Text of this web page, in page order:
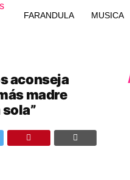
FARANDULA MUSICA
aconseja
madre